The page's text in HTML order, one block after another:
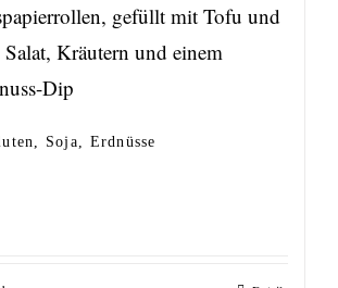
gefüllt mit Tofu und
Kräutern und einem
Dip
Soja, Erdnüsse